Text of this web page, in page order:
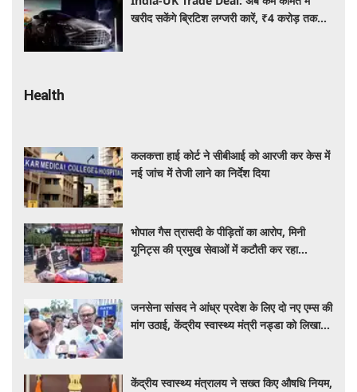
खरीद सकेंगे ब्रिटिश लग्जरी कारें, ₹4 करोड़ तक
Health
कलकत्ता हाई कोर्ट ने सीबीआई को आरजी कर केस में
नई जांच में तेजी लाने का निर्देश दिया
भोपाल गैस त्रासदी के पीड़ितों का आरोप, मिनी
यूनिट्स की प्रमुख सेवाओं में कटौती कर रहा
जनसेना सांसद ने आंध्र प्रदेश के लिए दो नए एम्स की
मांग उठाई, केंद्रीय स्वास्थ्य मंत्री नड्डा को लिखा
केंद्रीय स्वास्थ्य मंत्रालय ने सख्त किए औषधि नियम,